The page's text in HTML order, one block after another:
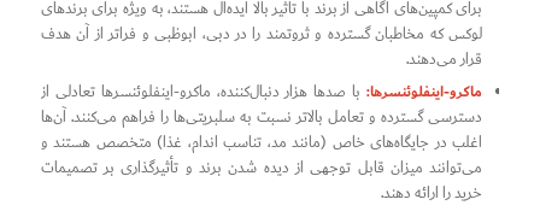
برای کمپین‌های آگاهی از برند با تأثیر بالا ایده‌آل هستند، به ویژه برای برندهای
لوکس که مخاطبان گسترده و ثروتمند را در دبی، ابوظبی و فراتر از آن هدف
قرار می‌دهند.
ماکرو-اینفلوئنسرها:با صدها هزار دنبال‌کننده، ماکرو-اینفلوئنسرها تعادلی از
دسترسی گسترده و تعامل بالاتر نسبت به سلبریتی‌ها را فراهم می‌کنند. آن‌ها
اغلب در جایگاه‌های خاص (مانند مد، تناسب اندام، غذا) متخصص هستند و
می‌توانند میزان قابل توجهی از دیده شدن برند و تأثیرگذاری بر تصمیمات
خرید را ارائه دهند.